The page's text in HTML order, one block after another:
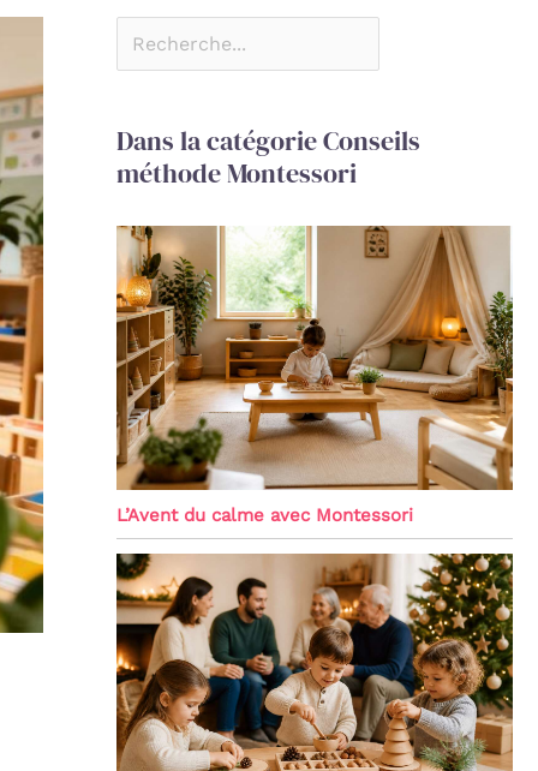
Dans la catégorie Conseils
méthode Montessori
L’Avent du calme avec Montessori